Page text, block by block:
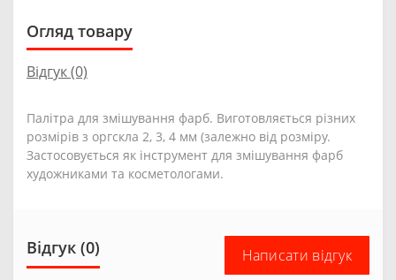
Огляд товару
Відгук (0)
Палітра для змішування фарб. Виготовляється різних
розмірів з оргскла 2, 3, 4 мм (залежно від розміру.
Застосовується як інструмент для змішування фарб
художниками та косметологами.
Відгук (0) Написати відгук